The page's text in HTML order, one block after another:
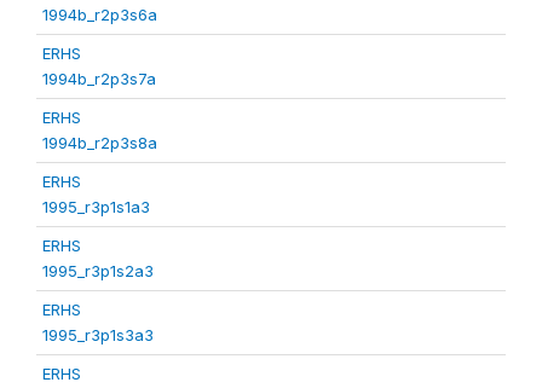
1994b_r2p3s6a
ERHS
1994b_r2p3s7a
ERHS
1994b_r2p3s8a
ERHS
1995_r3p1s1a3
ERHS
1995_r3p1s2a3
ERHS
1995_r3p1s3a3
ERHS